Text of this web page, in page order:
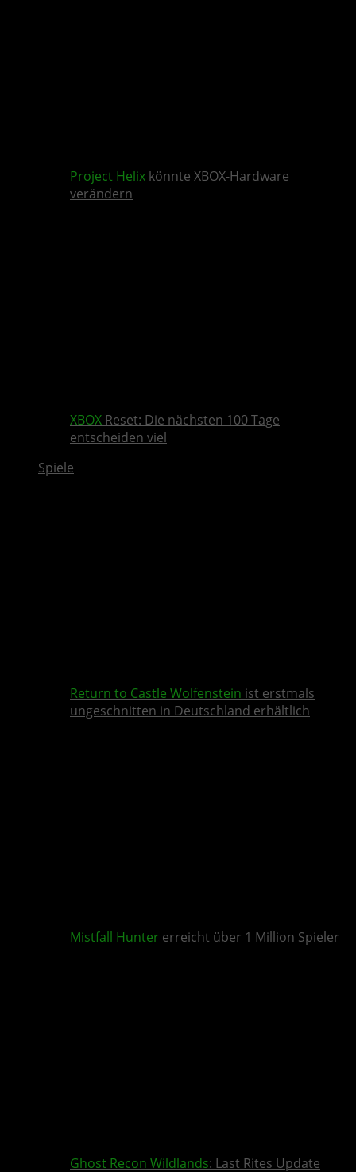
Project Helix könnte XBOX-Hardware
verändern
XBOX Reset: Die nächsten 100 Tage
entscheiden viel
Spiele
Return to Castle Wolfenstein ist erstmals
ungeschnitten in Deutschland erhältlich
Mistfall Hunter erreicht über 1 Million Spieler
Ghost Recon Wildlands: Last Rites Update